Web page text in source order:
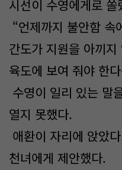
시선이 수영에게로 쏠
“언제까지 불안함 속
간도가 지원을 아끼
육도에 보여 줘야 한
수영이 일리 있는 말
열지 못했다.
애환이 자리에 앉았
천녀에게 제안했다.